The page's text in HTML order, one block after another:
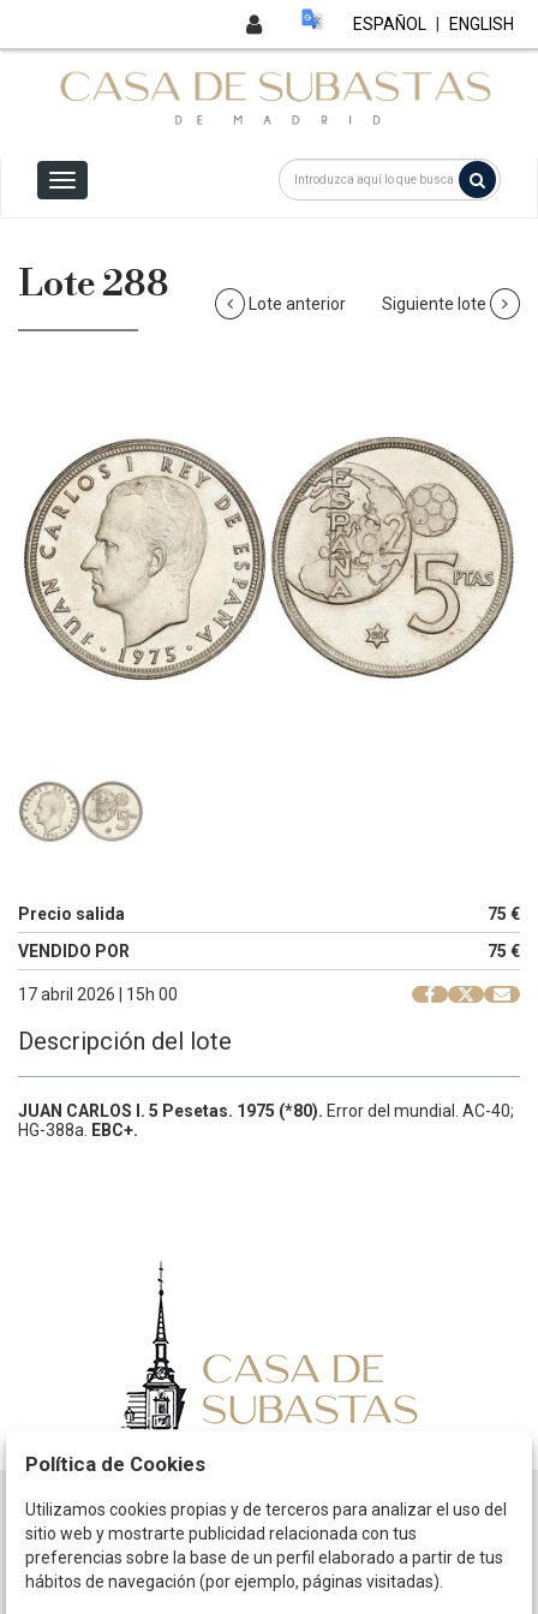
ESPAÑOL ENGLISH
Lote 288 Lote anterior Siguiente lote
Precio salida
75 €
VENDIDO POR
75 €
17 abril 2026 | 15h 00
Descripción del lote
JUAN CARLOS I. 5 Pesetas. 1975 (*80). Error del mundial. AC-40;
HG-388a. EBC+.
Horario
La empresa
Términos y condiciones
Política de Cookies
Utilizamos cookies propias y de terceros para analizar el uso del
sitio web y mostrarte publicidad relacionada con tus
preferencias sobre la base de un perfil elaborado a partir de tus
hábitos de navegación (por ejemplo, páginas visitadas).